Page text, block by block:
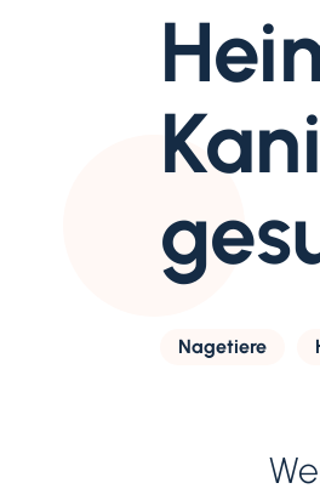
Nagetiere